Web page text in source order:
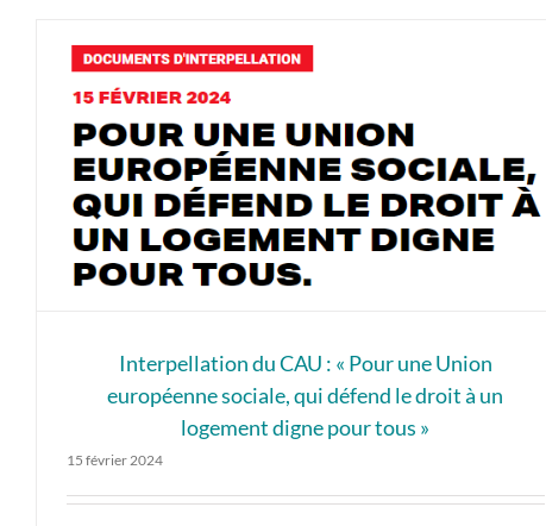
Interpellation du CAU : « Pour une Union
européenne sociale, qui défend le droit à un
logement digne pour tous »
15 février 2024